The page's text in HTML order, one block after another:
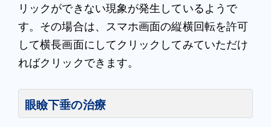
リックができない現象が発生しているようで
す。その場合は、スマホ画面の縦横回転を許可
して横長画面にしてクリックしてみていただけ
ればクリックできます。
眼瞼下垂の治療